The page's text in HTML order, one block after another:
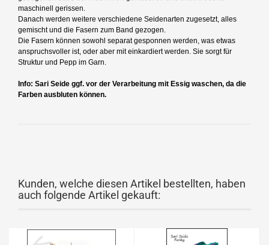
maschinell gerissen.
Danach werden weitere verschiedene Seidenarten zugesetzt, alles
gemischt und die Fasern zum Band gezogen.
Die Fasern können sowohl separat gesponnen werden, was etwas
anspruchsvoller ist, oder aber mit einkardiert werden. Sie sorgt für
Struktur und Pepp im Garn.
Info: Sari Seide ggf. vor der Verarbeitung mit Essig waschen, da die
Farben ausbluten können.
Kunden, welche diesen Artikel bestellten, haben
auch folgende Artikel gekauft: